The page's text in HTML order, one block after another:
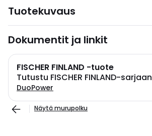
Tuotekuvaus
Dokumentit ja linkit
FISCHER FINLAND -tuote
Tutustu FISCHER FINLAND-sarjaan
DuoPower
Näytä murupolku